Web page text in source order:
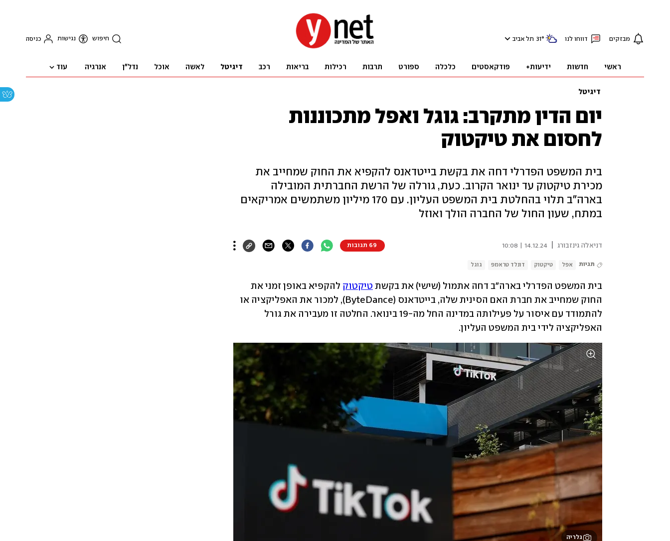
מבזקים דווחו לנו 31° תל אביב חיפוש נגישות כניסה
ראשי חדשות ידיעות+ פודקאסטים כלכלה ספורט תרבות רכילות בריאות רכב דיגיטל לאשה אוכל נדל"ן אנרגיה עוד
דיגיטל
יום הדין מתקרב: גוגל ואפל מתכוננות
לחסום את טיקטוק
בית המשפט הפדרלי דחה את בקשת בייטדאנס להקפיא את החוק שמחייב את
מכירת טיקטוק עד ינואר הקרוב. כעת, גורלה של הרשת החברתית המובילה
בארה"ב תלוי בהחלטת בית המשפט העליון. עם 170 מיליון משתמשים אמריקאים
במתח, שעון החול של החברה הולך ואוזל
דניאלה גינזבורג 14.12.24 | 10:08 69 תגובות
תגיות אפל טיקטוק דונלד טראמפ גוגל
בית המשפט הפדרלי בארה"ב דחה אתמול (שישי) את בקשת טיקטוק
האפליקציה לידי בית המשפט העליון.
גלריה